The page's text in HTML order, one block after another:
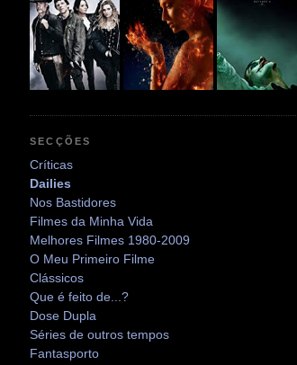
SECÇÕES
Críticas
Dailies
Nos Bastidores
Filmes da Minha Vida
Melhores Filmes 1980-2009
O Meu Primeiro Filme
Clássicos
Que é feito de...?
Dose Dupla
Séries de outros tempos
Fantasporto